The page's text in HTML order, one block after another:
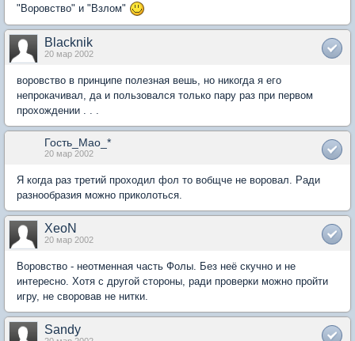
"Воровство" и "Взлом"
Blacknik
20 мар 2002
воровство в принципе полезная вешь, но никогда я его
непрокачивал, да и пользовался только пару раз при первом
прохождении . . .
Гость_Mao_*
20 мар 2002
Я когда раз третий проходил фол то вобщче не воровал. Ради
разнообразия можно приколоться.
XeoN
20 мар 2002
Воровство - неотменная часть Фолы. Без неё скучно и не
интересно. Хотя с другой стороны, ради проверки можно пройти
игру, не своровав не нитки.
Sandy